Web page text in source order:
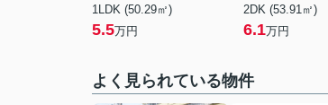
1LDK (50.29㎡)
5.5万円
2DK (53.91㎡)
6.1万円
よく見られている物件